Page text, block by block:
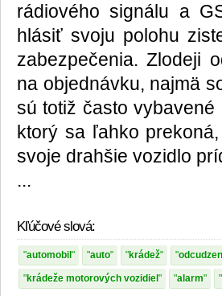
rádiového signálu a
hlásiť svoju polohu
zabezpečenia. Zlodeji
na objednávku, najmä
sú totiž často
ktorý sa ľahko
svoje drahšie vozidlo
...
Kľúčové slová:
automobil auto krádež
krádeže motorových vozidiel alarm